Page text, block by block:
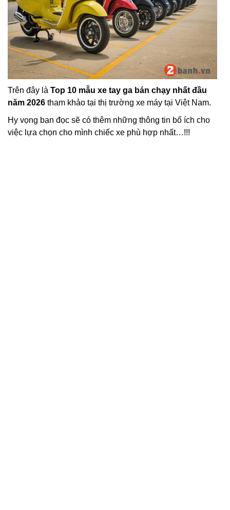
Trên đây là Top 10 mẫu xe tay ga bán chạy nhất đầu
năm 2026 tham khảo tại thị trường xe máy tại Việt Nam.
Hy vọng bạn đọc sẽ có thêm những thông tin bổ ích cho
việc lựa chọn cho mình chiếc xe phù hợp nhất…!!!